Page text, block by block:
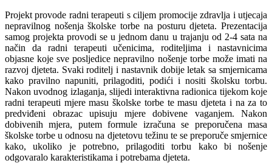
Projekt provode radni terapeuti s ciljem promocije zdravlja i utjecaja
nepravilnog nošenja školske torbe na posturu djeteta. Prezentacija
samog projekta provodi se u jednom danu u trajanju od 2-4 sata na
način da radni terapeuti učenicima, roditeljima i nastavnicima
objasne koje sve posljedice nepravilno nošenje torbe može imati na
razvoj djeteta. Svaki roditelj i nastavnik dobije letak sa smjernicama
kako pravilno napuniti, prilagoditi, podići i nositi školsku torbu.
Nakon uvodnog izlaganja, slijedi interaktivna radionica tijekom koje
radni terapeuti mjere masu školske torbe te masu djeteta i na za to
predviđeni obrazac upisuju mjere dobivene vaganjem. Nakon
dobivenih mjera, putem formule izračuna se preporučena masa
školske torbe u odnosu na djetetovu težinu te se preporuče smjernice
kako, ukoliko je potrebno, prilagoditi torbu kako bi nošenje
odgovaralo karakteristikama i potrebama djeteta.